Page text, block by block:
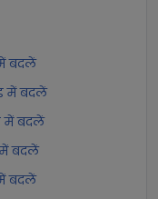
बदलें
में बदलें
में बदलें
में बदलें
बदलें